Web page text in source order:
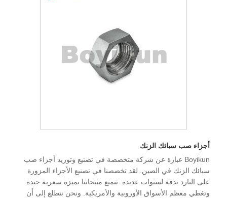
أجزاء صب سبائك الزنك
Boyikun عبارة عن شركة متخصصة في تصنيع وتوريد أجزاء صب
سبائك الزنك في الصين. لقد تخصصنا في تصنيع الأجزاء المزورة
على البارد بدقة لسنوات عديدة. تتمتع منتجاتنا بميزة سعرية جيدة
وتغطي معظم الأسواق الأوروبية والأمريكية. ونحن نتطلع إلى أن